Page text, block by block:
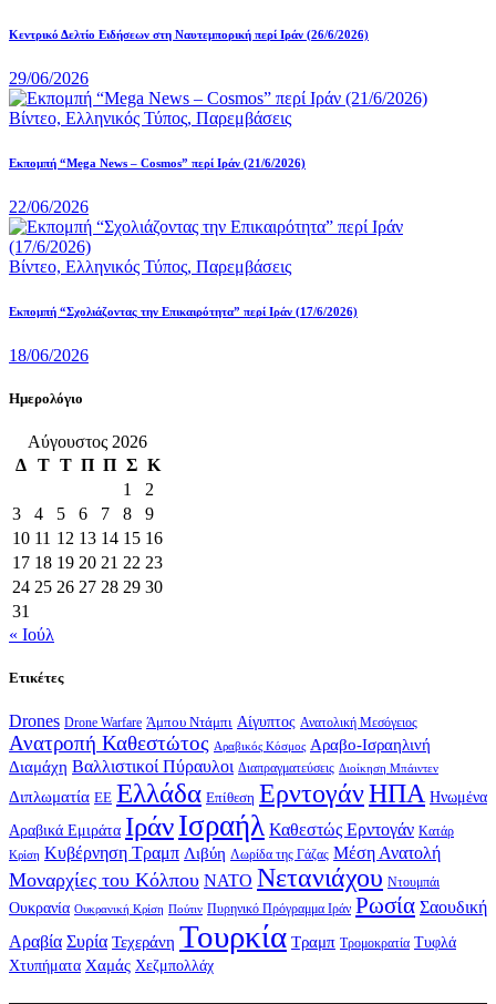
Κεντρικό Δελτίο Ειδήσεων στη Ναυτεμπορική περί Iράν (26/6/2026)
29/06/2026
Βίντεο, Ελληνικός Τύπος, Παρεμβάσεις
Eκπομπή “Mega News – Cosmos” περί Ιράν (21/6/2026)
22/06/2026
Βίντεο, Ελληνικός Τύπος, Παρεμβάσεις
Εκπομπή “Σχολιάζοντας την Επικαιρότητα” περί Ιράν (17/6/2026)
18/06/2026
Ημερολόγιο
Αύγουστος 2026
Δ Τ Τ Π Π Σ Κ
1
2
3
4 5 6 7 8
9
10 11 12 13 14 15 16
17 18 19 20 21 22 23
24 25 26 27 28 29 30
31
« Ιούλ
Ετικέτες
Drones Drone Warfare Άμπου Ντάμπι Αίγυπτος Ανατολική Μεσόγειος
Ανατροπή Καθεστώτος Αραβικός Κόσμος Αραβο-Ισραηλινή
Διαμάχη Βαλλιστικοί Πύραυλοι Διαπραγματεύσεις Διοίκηση Μπάιντεν
Διπλωματία ΕΕ Ελλάδα Επίθεση ΕρντογάνΗΠΑ Ηνωμένα
Αραβικά Εμιράτα ΙράνΙσραήλ Καθεστώς Ερντογάν Κατάρ
Κρίση Κυβέρνηση Τραμπ Λιβύη Λωρίδα της Γάζας Μέση Ανατολή
Μοναρχίες του Κόλπου ΝΑΤΟ Νετανιάχου Ντουμπάι
Ουκρανία Ουκρανική Κρίση Πούτιν Πυρηνικό Πρόγραμμα Ιράν Ρωσία Σαουδική
Αραβία Συρία Τεχεράνη Τουρκία Τραμπ Τρομοκρατία Τυφλά
Χτυπήματα Χαμάς Χεζμπολλάχ